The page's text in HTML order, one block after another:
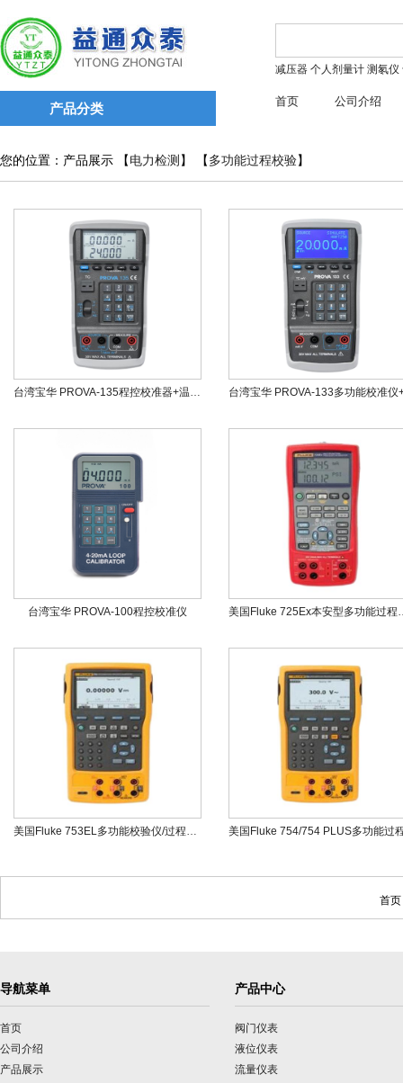
产品分类
减压器 个人剂量计 测氡仪
首页 公司介绍
您的位置：产品展示 【 电力检测 】 【 多功能过程校验】
台湾宝华 PROVA-135程控校准器+温度表
台湾宝华 PROVA-100程控校准仪 美国Fluke
美国Fluke 753EL多功能校验仪/过程信号校验仪
首
导航菜单
首页
公司介绍
产品展示
产品中心
阀门仪表
液位仪表
流量仪表